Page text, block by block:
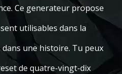
Ce generateur propose
utilisables dans la
une histoire. Tu peux
de quatre-vingt-dix